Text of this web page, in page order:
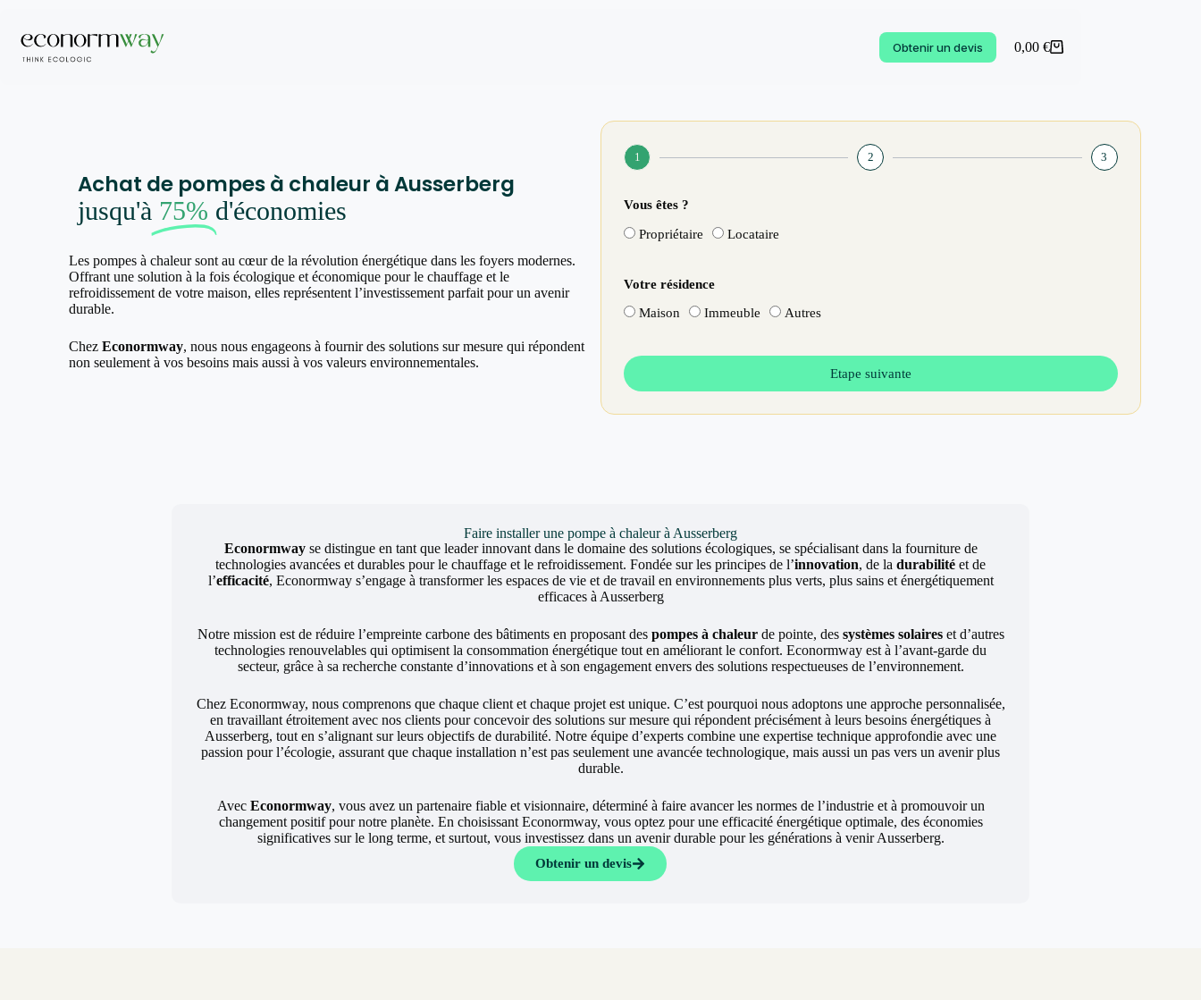
Obtenir un devis 0,00 €
Achat de pompes à chaleur à Ausserberg
jusqu'à 75% d'économies
Les pompes à chaleur sont au cœur de la révolution énergétique dans les foyers modernes.
Offrant une solution à la fois écologique et économique pour le chauffage et le
refroidissement de votre maison, elles représentent l’investissement parfait pour un avenir
durable.
ChezEconormway, nous nous engageons à fournir des solutions sur mesure qui répondent
non seulement à vos besoins mais aussi à vos valeurs environnementales.
1 2 3
Vous êtes ?
Propriétaire Locataire
Votre résidence
Maison Immeuble Autres
Etape suivante
Faire installer une pompe à chaleur à Ausserberg
Econormwayse distingue en tant que leader innovant dans le domaine des solutions écologiques, se spécialisant dans la fourniture de
technologies avancées et durables pour le chauffage et le refroidissement. Fondée sur les principes de l’innovation, de la durabilité et de
l’efficacité, Econormway s’engage à transformer les espaces de vie et de travail en environnements plus verts, plus sains et énergétiquement
efficaces à Ausserberg
Notre mission est de réduire l’empreinte carbone des bâtiments en proposant des pompes à chaleurde pointe, des systèmes solaireset d’autres
technologies renouvelables qui optimisent la consommation énergétique tout en améliorant le confort. Econormway est à l’avant-garde du
secteur, grâce à sa recherche constante d’innovations et à son engagement envers des solutions respectueuses de l’environnement.
Chez Econormway, nous comprenons que chaque client et chaque projet est unique. C’est pourquoi nous adoptons une approche personnalisée,
en travaillant étroitement avec nos clients pour concevoir des solutions sur mesure qui répondent précisément à leurs besoins énergétiques à
Ausserberg, tout en s’alignant sur leurs objectifs de durabilité. Notre équipe d’experts combine une expertise technique approfondie avec une
passion pour l’écologie, assurant que chaque installation n’est pas seulement une avancée technologique, mais aussi un pas vers un avenir plus
durable.
Avec Econormway, vous avez un partenaire fiable et visionnaire, déterminé à faire avancer les normes de l’industrie et à promouvoir un
changement positif pour notre planète. En choisissant Econormway, vous optez pour une efficacité énergétique optimale, des économies
significatives sur le long terme, et surtout, vous investissez dans un avenir durable pour les générations à venir Ausserberg.
Obtenir un devis